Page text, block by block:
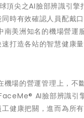
尖之AI臉部辨識引
時有效確認人員配戴
美洲知名的機場營
打造各站的智慧健康
機場的營運管理上，
AI臉部辨識引
健康把關，進而為所